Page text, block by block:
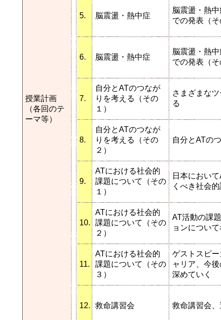
授業計画
（各回のテ
ーマ等）
5. 脳震盪・熱中症
脳震盪・熱
での発表（
6. 脳震盪・熱中症
脳震盪・熱
での発表（
7.
自分とATのつなが
りを考える（その
１）
さまざまな
る
8.
自分とATのつなが
りを考える（その
２）
自分とATの
9.
ATにおける社会的
課題について（その
１）
日本におい
くべき社会
10.
ATにおける社会的
課題について（その
２）
AT活動の課
ョンについ
11.
ATにおける社会的
課題について（その
３）
ゲストスピ
ャリア、今
深めていく
12. 救命講習会 救命講習会